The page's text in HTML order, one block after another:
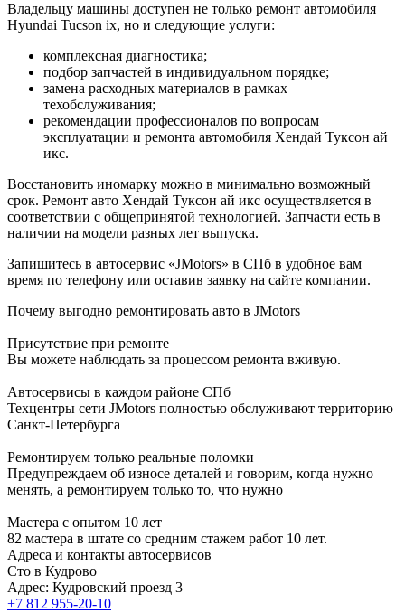
Владельцу машины доступен не только ремонт автомобиля
Hyundai Tucson ix, но и следующие услуги:
комплексная диагностика;
подбор запчастей в индивидуальном порядке;
замена расходных материалов в рамках
техобслуживания;
рекомендации профессионалов по вопросам
эксплуатации и ремонта автомобиля Хендай Туксон ай
икс.
Восстановить иномарку можно в минимально возможный
срок. Ремонт авто Хендай Туксон ай икс осуществляется в
соответствии с общепринятой технологией. Запчасти есть в
наличии на модели разных лет выпуска.
Запишитесь в автосервис «JMotors» в СПб в удобное вам
время по телефону или оставив заявку на сайте компании.
Почему выгодно ремонтировать авто в JMotors
Присутствие при ремонте
Вы можете наблюдать за процессом ремонта вживую.
Автосервисы в каждом районе СПб
Техцентры сети JMotors полностью обслуживают территорию
Санкт-Петербурга
Ремонтируем только реальные поломки
Предупреждаем об износе деталей и говорим, когда нужно
менять, а ремонтируем только то, что нужно
Мастера с опытом 10 лет
82 мастера в штате со средним стажем работ 10 лет.
Адреса и контакты автосервисов
Сто в Кудрово
Адрес: Кудровский проезд 3
+7 812 955-20-10